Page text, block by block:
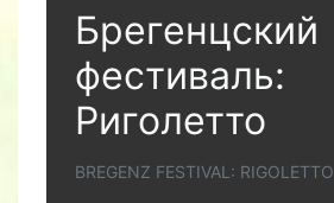
Брегенцский
фестиваль:
Риголетто
BREGENZ FESTIVAL: RIGOLETTO